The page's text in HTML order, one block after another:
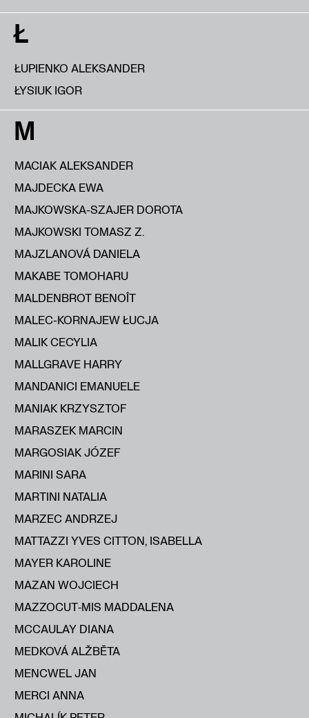
Ł
ŁUPIENKO ALEKSANDER
ŁYSIUK IGOR
M
MACIAK ALEKSANDER
MAJDECKA EWA
MAJKOWSKA-SZAJER DOROTA
MAJKOWSKI TOMASZ Z.
MAJZLANOVÁ DANIELA
MAKABE TOMOHARU
MALDENBROT BENOÎT
MALEC-KORNAJEW ŁUCJA
MALIK CECYLIA
MALLGRAVE HARRY
MANDANICI EMANUELE
MANIAK KRZYSZTOF
MARASZEK MARCIN
MARGOSIAK JÓZEF
MARINI SARA
MARTINI NATALIA
MARZEC ANDRZEJ
MATTAZZI YVES CITTON, ISABELLA
MAYER KAROLINE
MAZAN WOJCIECH
MAZZOCUT‑MIS MADDALENA
MCCAULAY DIANA
MEDKOVÁ ALŽBĔTA
MENCWEL JAN
MERCI ANNA